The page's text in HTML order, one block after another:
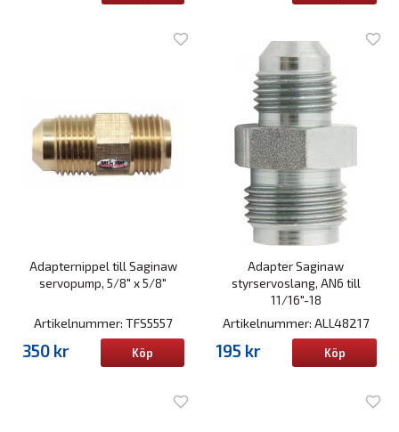
Adapternippel till Saginaw
servopump, 5/8" x 5/8"
Artikelnummer: TFS5557
350 kr Köp
Adapter Saginaw
styrservoslang, AN6 till
11/16"-18
Artikelnummer: ALL48217
195 kr Köp